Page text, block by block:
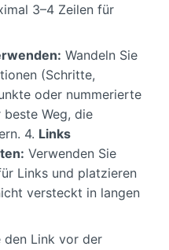
3–4 Zeilen für
Wandeln Sie
(Schritte,
oder nummerierte
Weg, die
4. Links
Verwenden Sie
Links und platzieren
versteckt in langen
den Link vor der